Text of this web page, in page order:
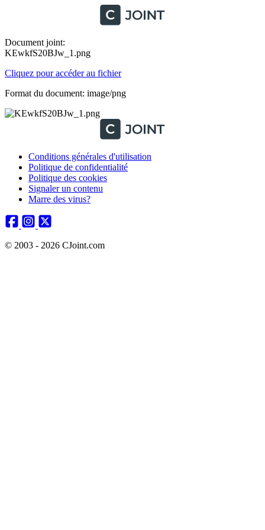
Document joint:
KEwkfS20BJw_1.png
Cliquez pour accéder au fichier
Format du document: image/png
Conditions générales d'utilisation
Politique de confidentialité
Politique des cookies
Signaler un contenu
Marre des virus?
© 2003 - 2026 CJoint.com